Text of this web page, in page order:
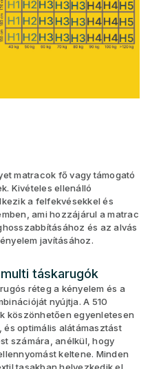
matracok fő vagy támogató
Kivételes ellenálló
a felfekvésekkel és
ami hozzájárul a matrac
és az alvás
javításához.
táskarugók
réteg a kényelem és a
nyújtja. A 510
köszönhetően egyenletesen
és optimális alátámasztást
számára, anélkül, hogy
keltene. Minden